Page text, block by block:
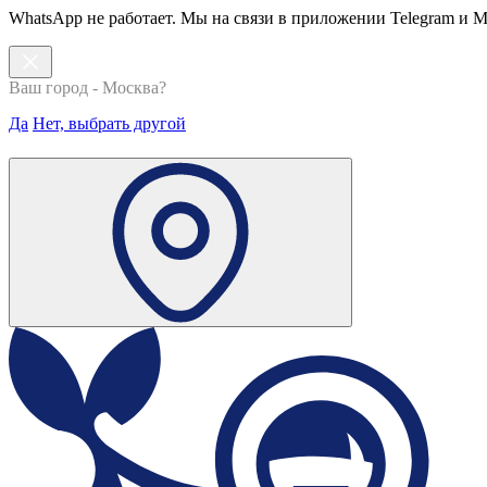
WhatsApp не работает. Мы на связи в приложении Telegram и
Ваш город - Москва?
Да Нет, выбрать другой